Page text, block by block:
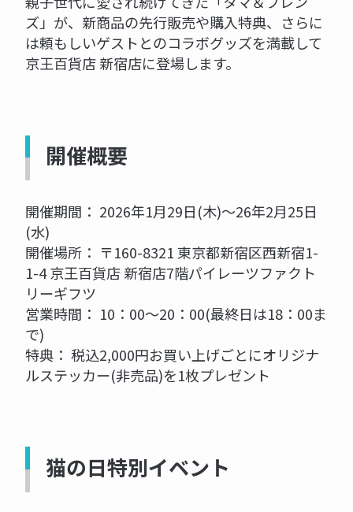
ズ」が、新商品の先行販売や購入特典、さらに
は頼もしいゲストとのコラボグッズを満載して
京王百貨店 新宿店に登場します。
開催概要
開催期間： 2026年1月29日(木)～26年2月25日
(水)
開催場所： 〒160-8321 東京都新宿区西新宿1-
1-4 京王百貨店 新宿店7階パイレーツファクト
リーギフツ
営業時間： 10：00～20：00(最終日は18：00ま
で)
特典： 税込2,000円お買い上げごとにオリジナ
ルステッカー(非売品)を1枚プレゼント
猫の日特別イベント